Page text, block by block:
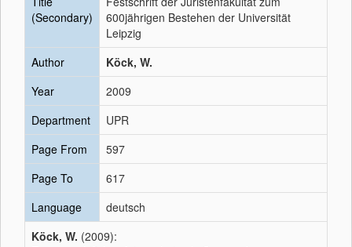
(Secondary)
600jährigen Bestehen der Universität
Leipzig
Author
Köck, W.
Year
2009
Department
UPR
Page From
597
Page To
617
Language
deutsch
Köck, W. (2009):